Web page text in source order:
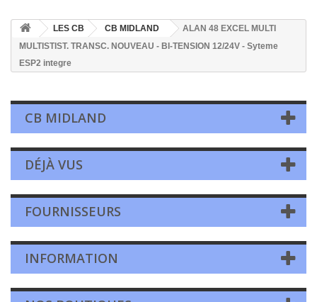
LES CB CB MIDLAND
ALAN 48 EXCEL MULTI
MULTISTIST. TRANSC. NOUVEAU - BI-TENSION 12/24V - Syteme
ESP2 integre
CB MIDLAND
DÉJÀ VUS
FOURNISSEURS
INFORMATION